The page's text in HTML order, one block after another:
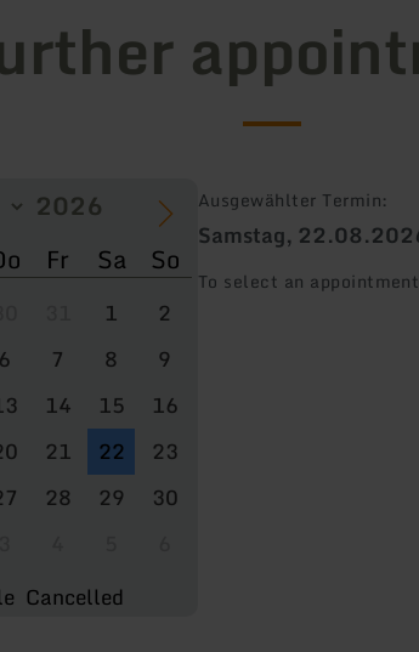
Fr Sa So
1
2
6 7 8
9
14 15
16
21 22
23
28 29
30
Cancelled
Ausgewählter Termin:
Samstag,
To select an